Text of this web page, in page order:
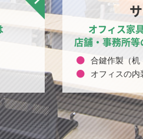
オフィス家
店舗・事務所等
合鍵作製（机
オフィスの内